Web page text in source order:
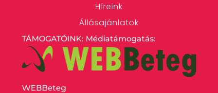
Híreink
Állásajánlatok
TÁMOGATÓINK: Médiatámogatás:
WEBBeteg